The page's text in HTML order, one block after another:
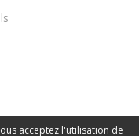
acceptez l'utilisation de